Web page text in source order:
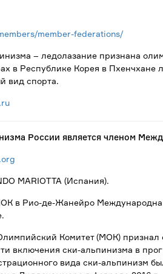
member-federations/
– ледолазание признана
в Республике Корея в Пхенчхане
вид спорта.
России является членом
MARIOTTA (Испания).
в Рио-де-Жанейро
Комитет (МОК) признал
включения ски-альпинизма в
вида ски-альпинизм